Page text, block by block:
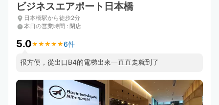
ビジネスエアポート日本橋
日本橋駅から徒歩2分
本日の営業時間 : 閉店
5.0★ ★ ★ ★ ★
★ ★ ★ ★ ★6件
很方便，從出口B4的電梯出來一直直走就到了